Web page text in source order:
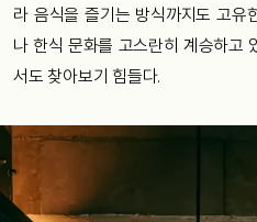
라 음식을 즐기는 방식까지도 고유
나 한식 문화를 고스란히 계승하고
서도 찾아보기 힘들다.